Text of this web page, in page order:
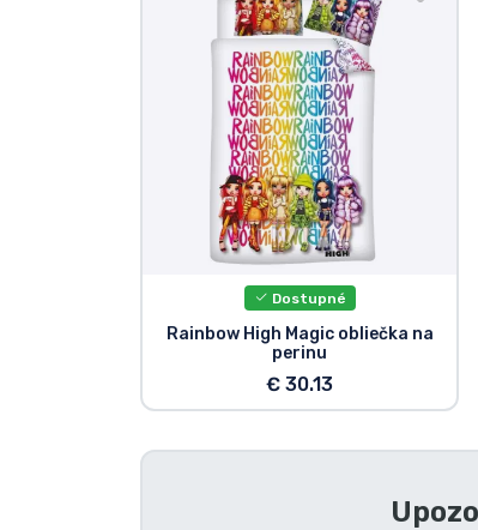
Dostupné
Rainbow High Magic obliečka na
perinu
€ 30.13
Zoradiť podľa série
Zoradiť podľa filmov
Zoradiť podľa karikatúry
Zoradiť podľa Anime
Zoradiť podľa hier
Zoradiť podľa športu
Zoradiť podľa hudby